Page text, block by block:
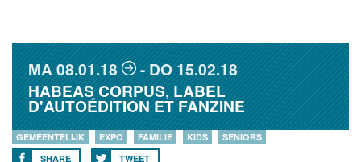
MA08.01.18 DO15.02.18
HABEAS CORPUS, LABEL
D'AUTOÉDITION ET FANZINE
GEMEENTELIJK EXPO FAMILIE KIDS
SENIORS
SHARE
TWEET